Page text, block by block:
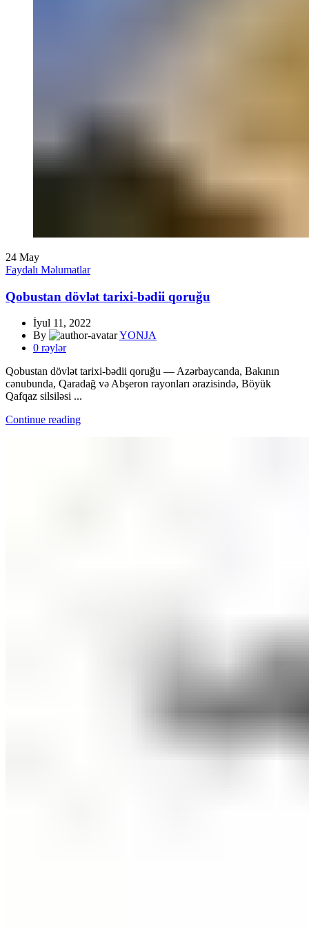
24 May
Faydalı Məlumatlar
Qobustan dövlət tarixi-bədii qoruğu
İyul 11, 2022
By
YONJA
0 rəylər
Qobustan dövlət tarixi-bədii qoruğu — Azərbaycanda, Bakının
cənubunda, Qaradağ və Abşeron rayonları ərazisində, Böyük
Qafqaz silsiləsi ...
Continue reading